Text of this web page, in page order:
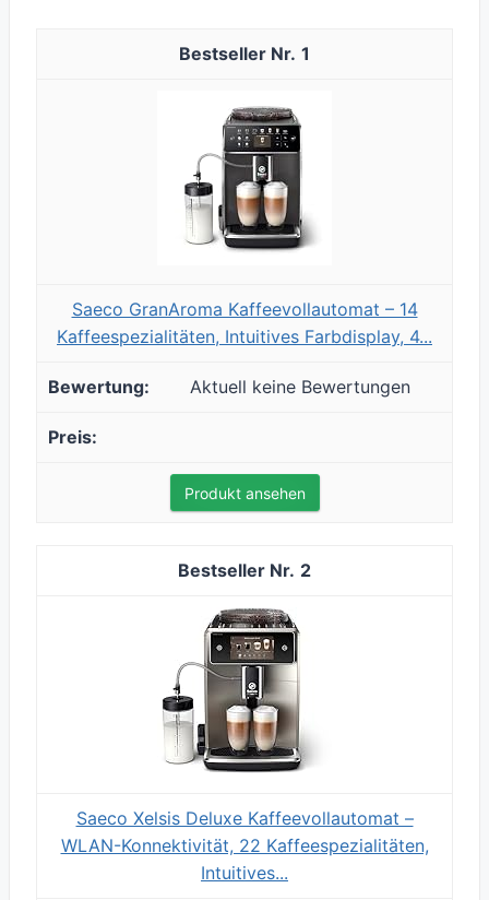
1
Saeco GranAroma Kaffeevollautomat – 14
Kaffeespezialitäten, Intuitives Farbdisplay, 4...
Aktuell keine Bewertungen
Produkt ansehen
2
Saeco Xelsis Deluxe Kaffeevollautomat –
WLAN-Konnektivität, 22 Kaffeespezialitäten,
Intuitives...